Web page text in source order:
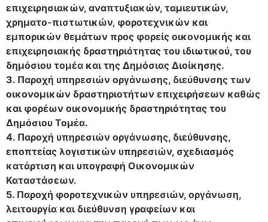
επιχειρησιακών, αναπτυξιακών, ταμιευτικών,
χρηματο-πιστωτικών, φοροτεχνικών και
εμπορικών θεμάτων προς φορείς οικονομικής και
επιχειρησιακής δραστηριότητας του ιδιωτικού, του
δημόσιου τομέα και της Δημόσιας Διοίκησης.
3. Παροχή υπηρεσιών οργάνωσης, διεύθυνσης των
οικονομικών δραστηριοτήτων επιχειρήσεων καθώς
και φορέων οικονομικής δραστηριότητας του
Δημόσιου Τομέα.
4. Παροχή υπηρεσιών οργάνωσης, διεύθυνσης,
εποπτείας λογιστικών υπηρεσιών, σχεδιασμός
κατάρτιση και υπογραφή Οικονομικών
Καταστάσεων.
5. Παροχή φοροτεχνικών υπηρεσιών, οργάνωση,
λειτουργία και διεύθυνση γραφείων και